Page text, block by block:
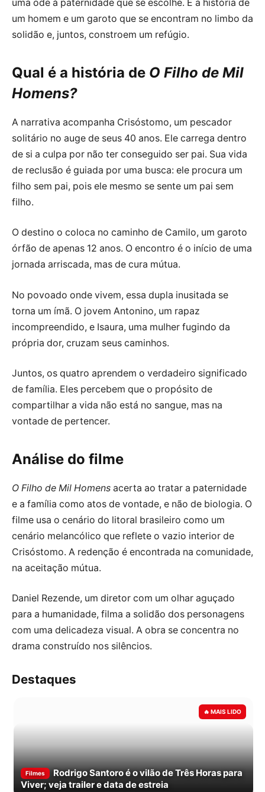
uma ode à paternidade que se escolhe. É a história de
um homem e um garoto que se encontram no limbo da
solidão e, juntos, constroem um refúgio.
Qual é a história de O Filho de Mil
Homens?
A narrativa acompanha Crisóstomo, um pescador
solitário no auge de seus 40 anos. Ele carrega dentro
de si a culpa por não ter conseguido ser pai. Sua vida
de reclusão é guiada por uma busca: ele procura um
filho sem pai, pois ele mesmo se sente um pai sem
filho.
O destino o coloca no caminho de Camilo, um garoto
órfão de apenas 12 anos. O encontro é o início de uma
jornada arriscada, mas de cura mútua.
No povoado onde vivem, essa dupla inusitada se
torna um ímã. O jovem Antonino, um rapaz
incompreendido, e Isaura, uma mulher fugindo da
própria dor, cruzam seus caminhos.
Juntos, os quatro aprendem o verdadeiro significado
de família. Eles percebem que o propósito de
compartilhar a vida não está no sangue, mas na
vontade de pertencer.
Análise do filme
O Filho de Mil Homens acerta ao tratar a paternidade
e a família como atos de vontade, e não de biologia. O
filme usa o cenário do litoral brasileiro como um
cenário melancólico que reflete o vazio interior de
Crisóstomo. A redenção é encontrada na comunidade,
na aceitação mútua.
Daniel Rezende, um diretor com um olhar aguçado
para a humanidade, filma a solidão dos personagens
com uma delicadeza visual. A obra se concentra no
drama construído nos silêncios.
Destaques
Filmes
Rodrigo Santoro é o vilão de Três Horas para
Viver; veja trailer e data de estreia